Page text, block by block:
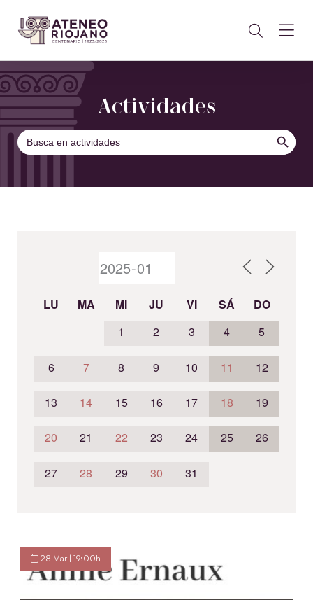
Actividades
Buscar: BOTÓN DE
LU MA MI JU VI SÁ
DO
1
2 3 4 5
6 7 8 9 10 11 12
13 14 15 16 17 18 19
20 21 22 23 24 25 26
27 28 29 30 31
28 Mar | 19:00h